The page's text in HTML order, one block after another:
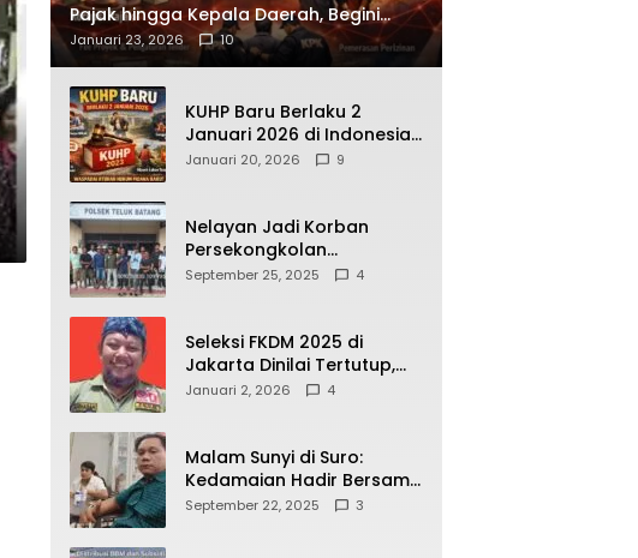
Pajak hingga Kepala Daerah, Begini
Wajah Korupsi yang Terbongkar
Januari 23, 2026 10
KUHP Baru Berlaku 2
Januari 2026 di Indonesia,
Apa Dampaknya bagi
Dipahami Publik
Januari 20, 2026 9
Nelayan Jadi Korban
Persekongkolan
Penyelewengan BBM
September 25, 2025 4
Seleksi FKDM 2025 di
Jakarta Dinilai Tertutup,
Transparansi
Januari 2, 2026 4
Malam Sunyi di Suro:
Kedamaian Hadir Bersama
Secangkir Kopi Hangat
September 22, 2025 3